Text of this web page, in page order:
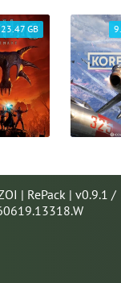
23.47 GB